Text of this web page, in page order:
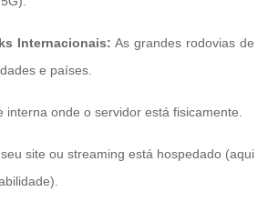
Internacionais: As grandes rodovias de
e países.
interna onde o servidor está fisicamente.
site ou streaming está hospedado (aqui